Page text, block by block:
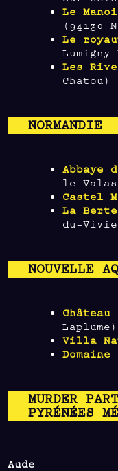
Le
(94130
Le
Les
Chatou)
NORMANDIE
Abbaye
le-
Castel
La
du-
NOUVELLE
Laplume)
Villa
Domaine
MURDER
PYRÉNÉES
Aude